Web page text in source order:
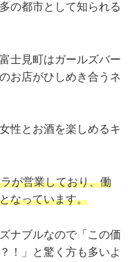
の都市として知られる
士見町はガールズバー
お店がひしめき合うネ
性とお酒を楽しめるキ
が営業しており、働
なっています。
ナブルなので「この価
！」と驚く方も多いよ